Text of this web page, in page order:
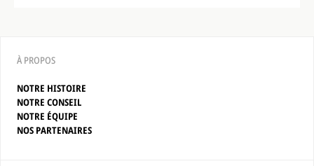
À PROPOS
NOTRE HISTOIRE
NOTRE CONSEIL
NOTRE ÉQUIPE
NOS PARTENAIRES